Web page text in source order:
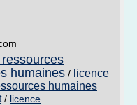
humaines / licence
humaines
/ licence